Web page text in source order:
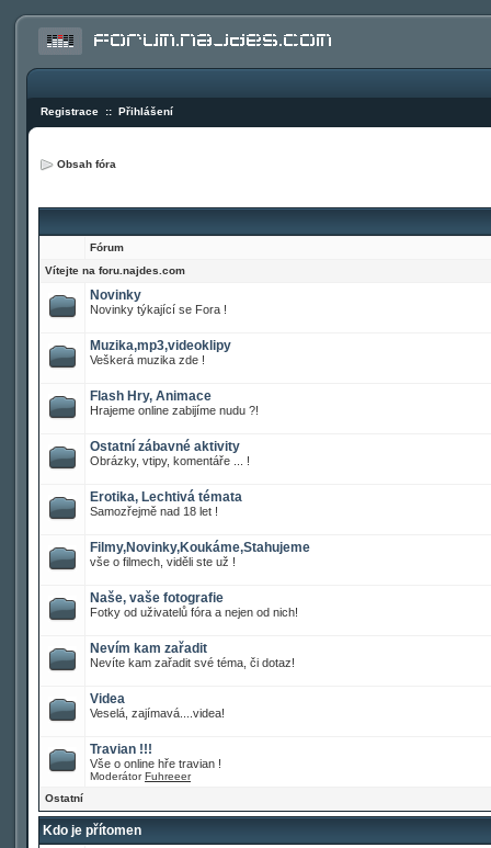
Registrace :: Přihlášení
Obsah fóra
Fórum
Vítejte na foru.najdes.com
Novinky
Novinky týkající se Fora !
Muzika,mp3,videoklipy
Veškerá muzika zde !
Flash Hry, Animace
Hrajeme online zabijíme nudu ?!
Ostatní zábavné aktivity
Obrázky, vtipy, komentáře ... !
Erotika, Lechtivá témata
Samozřejmě nad 18 let !
Filmy,Novinky,Koukáme,Stahujeme
vše o filmech, viděli ste už !
Naše, vaše fotografie
Fotky od uživatelů fóra a nejen od nich!
Nevím kam zařadit
Nevíte kam zařadit své téma, či dotaz!
Videa
Veselá, zajímavá....videa!
Travian !!!
Vše o online hře travian !
ModerátorFuhreeer
Ostatní
Kdo je přítomen